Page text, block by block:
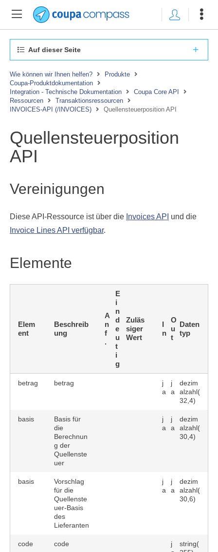
Auf dieser Seite
Wie können wir Ihnen helfen?
Produkte
Coupa-Produktdokumentation
Integration - Technische Dokumentation
Coupa Core API
Ressourcen
Transaktionsressourcen
INVOICES-API (/INVOICES)
Quellensteuerposition API
Quellensteuerposition
API
Vereinigungen
Diese API-Ressource ist über die Invoices API und die
Invoice Lines API verfügbar.
Elemente
Elem
ent
Beschreib
ung
A
n
f
.
E
i
n
d
e
u
t
i
g
Zuläs
siger
Wert
I
n
O
u
t
Daten
typ
betrag betrag
j
a
j
a
dezim
alzahl(
32,4)
basis
Basis für
die
Berechnun
g der
Quellenste
uer
j
a
j
a
dezim
alzahl(
30,4)
basis
Vorschlag
für die
Quellenste
uer-Basis
des
Lieferanten
j
a
j
a
dezim
alzahl(
30,6)
code code
j
string(